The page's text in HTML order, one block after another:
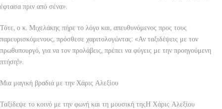
έφτασα πριν από σένα».
Τότε, ο κ. Μιχελάκης πήρε το λόγο και, απευθυνόμενος προς τους
παρευρισκόμενους, πρόσθεσε χαριτολογώντας: «Αν ταξιδέψεις με τον
πρωθυπουργό, για να τον προλάβεις, πρέπει να φύγεις με την προηγούμενη
πτήση!».
Μια μαγική βραδιά με την Χάρις Αλεξίου
Ταξίδεψε το κοινό με την φωνή και τη μουσική τηςΗ Χάρις Αλεξίου